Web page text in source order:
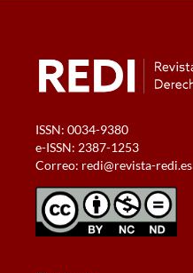
ISSN: 0034-9380
e-ISSN: 2387-1253
Correo: redi@revista-redi.es